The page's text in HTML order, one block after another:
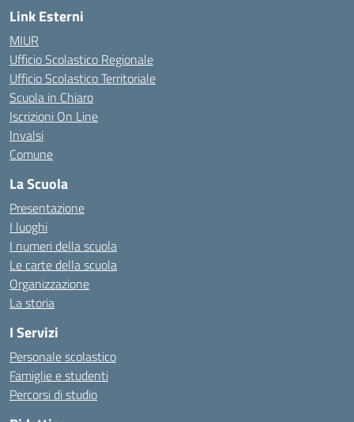
Link Esterni
MIUR
Ufficio Scolastico Regionale
Ufficio Scolastico Territoriale
Scuola in Chiaro
Iscrizioni On Line
Invalsi
Comune
La Scuola
Presentazione
I luoghi
I numeri della scuola
Le carte della scuola
Organizzazione
La storia
I Servizi
Personale scolastico
Famiglie e studenti
Percorsi di studio